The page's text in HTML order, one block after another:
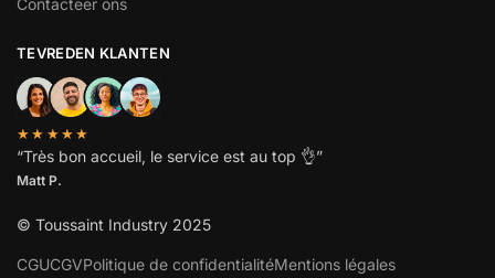
TEVREDEN KLANTEN
★★★★★
“Très bon accueil, le service est au top 👌”
Matt P.
© Toussaint Industry 2025
CGUCGVPolitique de confidentialitéMentions légales